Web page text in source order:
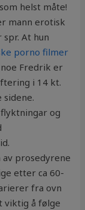
helst måte!
mann erotisk
At hun
porno filmer
Fredrik er
i 14 kt.
og
prosedyrene
etter ca 60-
fra ovn
viktig å følge